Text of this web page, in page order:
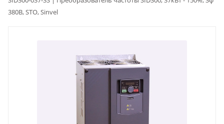
380В, STO, Sinvel